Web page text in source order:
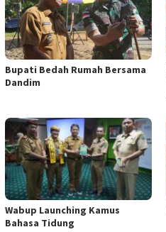
Bupati Bedah Rumah Bersama
Dandim
Wabup Launching Kamus
Bahasa Tidung